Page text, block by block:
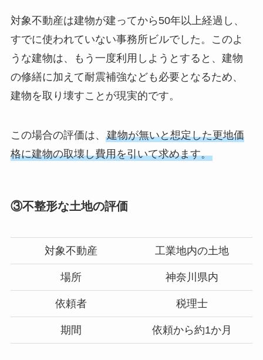
対象不動産は建物が建ってから50年以上経過し、
すでに使われていない事務所ビルでした。このよ
うな建物は、もう一度利用しようとすると、建物
の修繕に加えて耐震補強なども必要となるため、
建物を取り壊すことが現実的です。
この場合の評価は、 建物が無いと想定した更地価
格に建物の取壊し費用を引いて求めます。
③不整形な土地の評価
対象不動産 工業地内の土地
場所 神奈川県内
依頼者 税理士
期間 依頼から約1か月